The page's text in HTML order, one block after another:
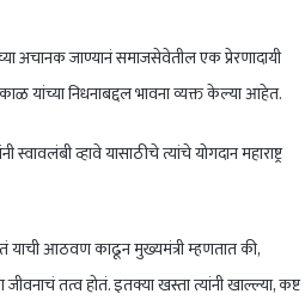
अचानक जाण्यानं समाजसेवेतील एक प्रेरणादायी
यांच्या निधनाबद्दल भावना व्यक्त केल्या आहेत.
व्हावे यासाठीचे त्यांचे योगदान महाराष्ट्र
याची आठवण काढून मुख्यमंत्री म्हणतात की,
तत्व होतं. इतक्या खस्ता त्यांनी खाल्ल्या, कष्ट